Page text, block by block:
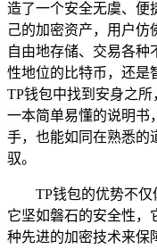
造了一个安全无虞、便
己的加密资产，用户仿
自由地存储、交易各种
性地位的比特币，还是
TP钱包中找到安身之
一本简单易懂的说明书
手，也能如同在熟悉的
驭。
TP钱包的优势不
它坚如磐石的安全性，
种先进的加密技术来保